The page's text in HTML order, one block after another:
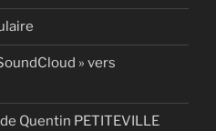
» vers
Quentin PETITEVILLE